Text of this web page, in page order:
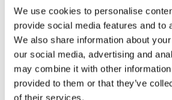
We use cookies to personalise
provide social media features and to
We also share information about
our social media, advertising and
may combine it with other information
provided to them or that they’ve
of their services.